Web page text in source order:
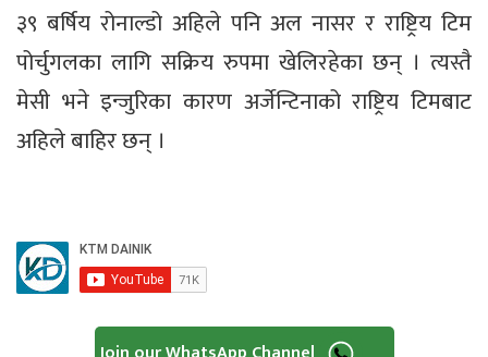
३९ बर्षिय रोनाल्डो अहिले पनि अल नासर र राष्ट्रिय टिम
पोर्चुगलका लागि सक्रिय रुपमा खेलिरहेका छन् । त्यस्तै
मेसी भने इन्जुरिका कारण अर्जेन्टिनाको राष्ट्रिय टिमबाट
अहिले बाहिर छन् ।